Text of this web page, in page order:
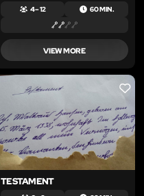
4 – 12 60 MIN.
VIEW MORE
LIKE
TESTAMENT